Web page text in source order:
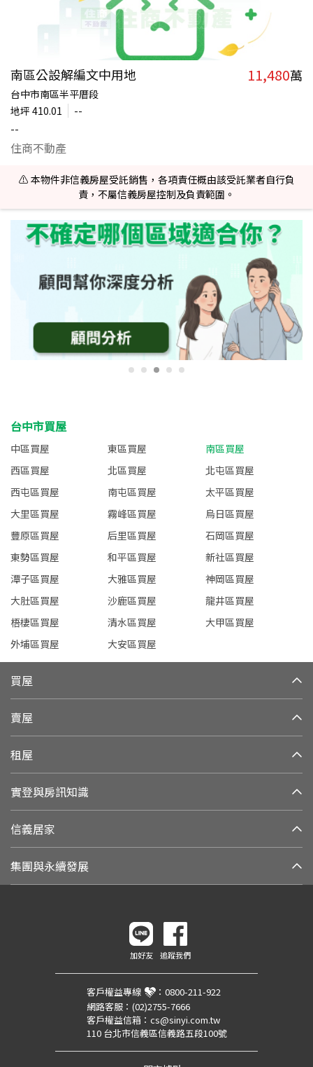
南區公設解編文中用地 11,480萬
台中市南區半平厝段
地坪 410.01
--
--
住商不動產
⚠️ 本物件非信義房屋受託銷售，各項責任概由該受託業者自行負
責，不屬信義房屋控制及負責範圍。
台中市買屋
中區買屋 東區買屋
南區買屋
西區買屋
北區買屋
北屯區買屋
西屯區買屋
南屯區買屋
太平區買屋
大里區買屋
霧峰區買屋
烏日區買屋
豐原區買屋
后里區買屋
石岡區買屋
東勢區買屋
和平區買屋
新社區買屋
潭子區買屋
大雅區買屋
神岡區買屋
大肚區買屋
沙鹿區買屋
龍井區買屋
梧棲區買屋
清水區買屋
大甲區買屋
外埔區買屋
大安區買屋
買屋
賣屋
租屋
實登與房訊知識
信義居家
集團與永續發展
加好友 追蹤我們
客戶權益專線 ： 0800-211-922
網路客服： (02)2755-7666
客戶權益信箱： cs@sinyi.com.tw
110 台北市信義區信義路五段100號